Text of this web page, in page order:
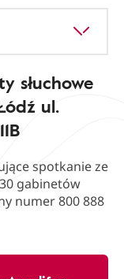
słuchowe
ul.
spotkanie ze
gabinetów
numer 800 888